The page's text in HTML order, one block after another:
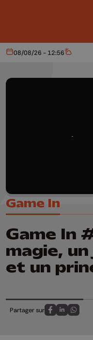
Aujourd'hui
08/08/26 - 12:56 Météo
Game In
Game In
magie,
et un
Partager sur
Partagez sur
Partagez